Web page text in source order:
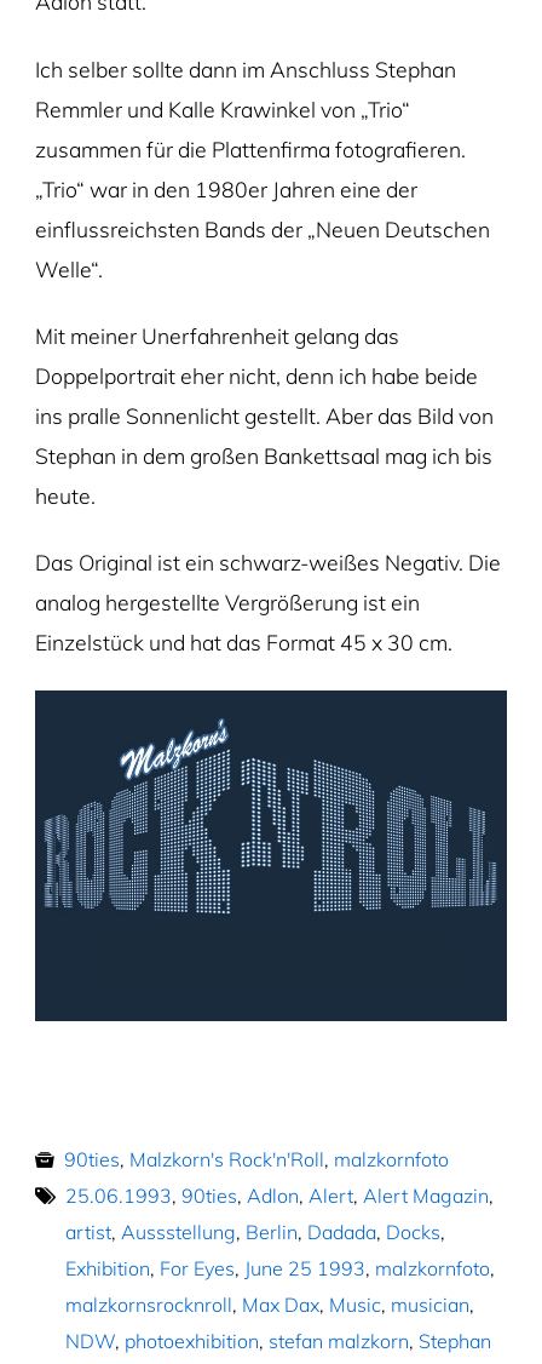
Ich selber sollte dann im Anschluss Stephan
Remmler und Kalle Krawinkel von „Trio“
zusammen für die Plattenfirma fotografieren.
„Trio“ war in den 1980er Jahren eine der
einflussreichsten Bands der „Neuen Deutschen
Welle“.
Mit meiner Unerfahrenheit gelang das
Doppelportrait eher nicht, denn ich habe beide
ins pralle Sonnenlicht gestellt. Aber das Bild von
Stephan in dem großen Bankettsaal mag ich bis
heute.
Das Original ist ein schwarz-weißes Negativ. Die
analog hergestellte Vergrößerung ist ein
Einzelstück und hat das Format 45 x 30 cm.
90ties, Malzkorn's Rock'n'Roll, malzkornfoto
25.06.1993, 90ties, Adlon, Alert, Alert Magazin,
artist, Aussstellung, Berlin, Dadada, Docks,
Exhibition, For Eyes, June 25 1993, malzkornfoto,
malzkornsrocknroll, Max Dax, Music, musician,
NDW, photoexhibition, stefan malzkorn, Stephan